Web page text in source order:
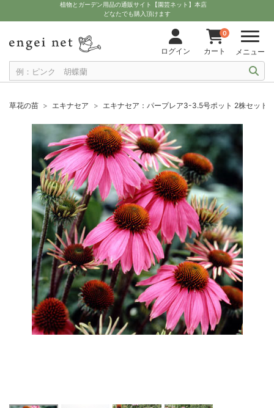
植物とガーデン用品の通販サイト【園芸ネット】本店
どなたでも購入頂けます
ログイン
0
カート メニュー
草花の苗 エキナセア エキナセア：パープレア3-3.5号ポット 2株セット